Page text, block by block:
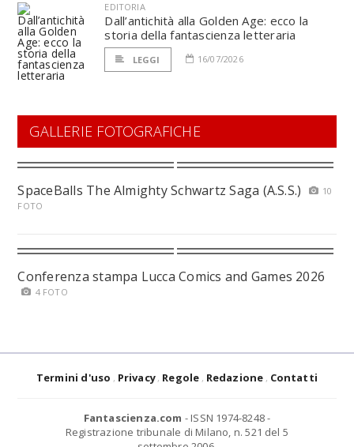
EDITORIA
Dall’antichità alla Golden Age: ecco la
storia della fantascienza letteraria
LEGGI 16/07/2026
GALLERIE FOTOGRAFICHE
SpaceBalls The Almighty Schwartz Saga (A.S.S.)
10
FOTO
Conferenza stampa Lucca Comics and Games 2026
4 FOTO
Termini d'uso Privacy Regole Redazione Contatti
Fantascienza.com - ISSN 1974-8248 -
Registrazione tribunale di Milano, n. 521 del 5